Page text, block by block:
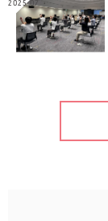
2025.07